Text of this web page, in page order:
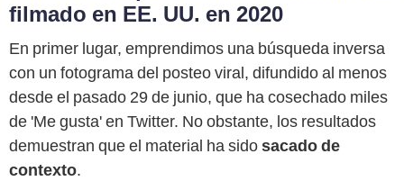
filmado en EE. UU. en 2020
En primer lugar, emprendimos una búsqueda inversa
con un fotograma del posteo viral, difundido al menos
desde el pasado 29 de junio, que ha cosechado miles
de 'Me gusta' en Twitter. No obstante, los resultados
demuestran que el material ha sidosacado de
contexto.